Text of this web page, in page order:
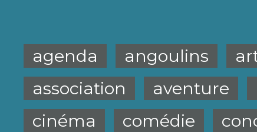
agenda angoulins
association
aventure
cinéma
comédie